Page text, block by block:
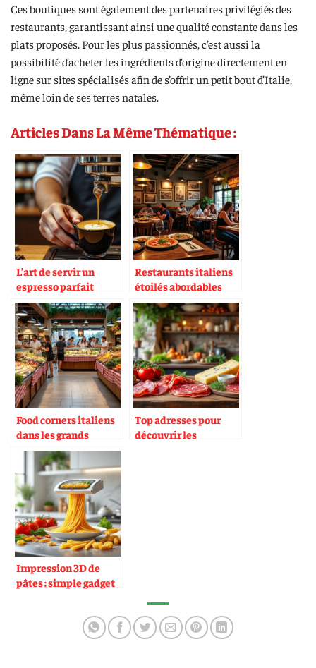
Ces boutiques sont également des partenaires privilégiés des
restaurants, garantissant ainsi une qualité constante dans les
plats proposés. Pour les plus passionnés, c’est aussi la
possibilité d’acheter les ingrédients d’origine directement en
ligne sur sites spécialisés afin de s’offrir un petit bout d’Italie,
même loin de ses terres natales.
Articles Dans La Même Thématique :
L’art de servir un
espresso parfait
Restaurants italiens
étoilés abordables
Food corners italiens
dans les grands
magasins
Top adresses pour
découvrir les
Impression 3D de
pâtes : simple gadget